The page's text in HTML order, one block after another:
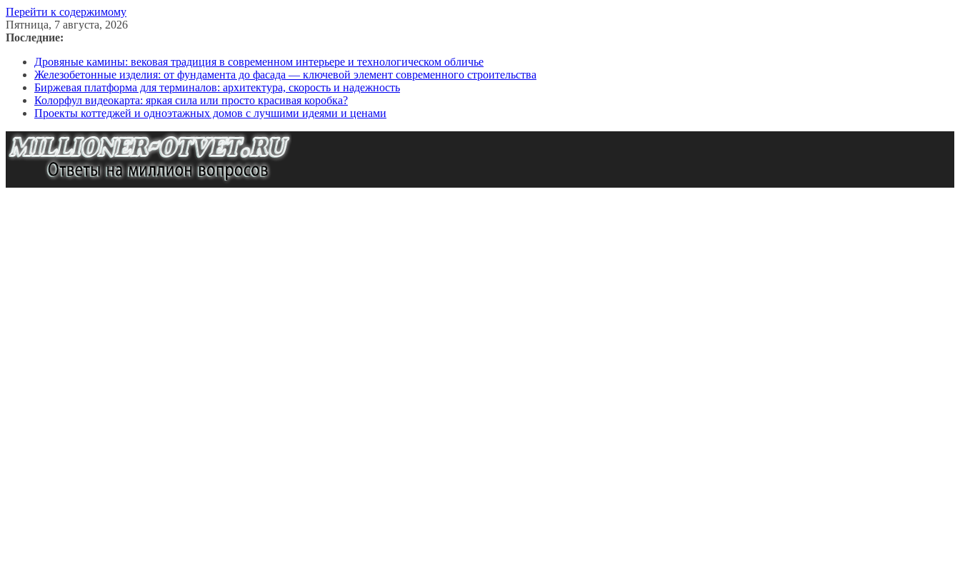
Перейти к содержимому
Пятница, 7 августа, 2026
Последние:
Дровяные камины: вековая традиция в современном интерьере и технологическом обличье
Железобетонные изделия: от фундамента до фасада — ключевой элемент современного строительства
Биржевая платформа для терминалов: архитектура, скорость и надежность
Колорфул видеокарта: яркая сила или просто красивая коробка?
Проекты коттеджей и одноэтажных домов с лучшими идеями и ценами